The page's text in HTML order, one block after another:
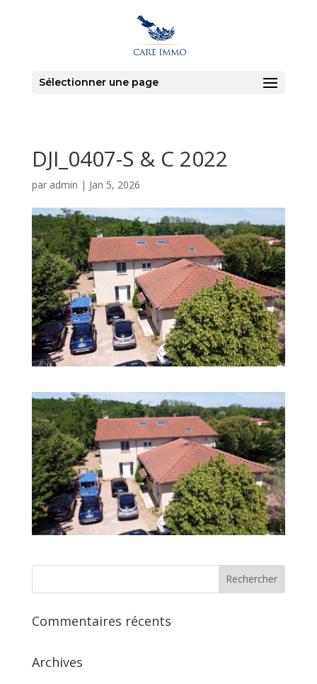
Sélectionner une page
DJI_0407-S & C 2022
par admin | Jan 5, 2026
Commentaires récents
Archives